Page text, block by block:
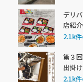
デリ
店紹
2.1k
第３
出掛
2.1k